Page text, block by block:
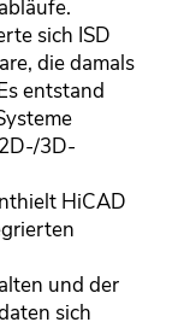
sich ISD
die damals
entstand
3D-
HiCAD
und der
sich